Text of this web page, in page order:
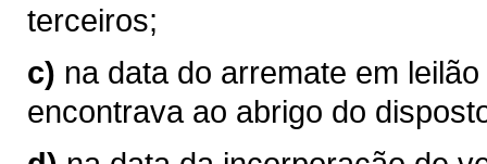
terceiros;
c) na data do arremate em
encontrava ao abrigo do